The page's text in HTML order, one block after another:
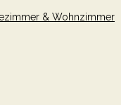
& Wohnzimmer